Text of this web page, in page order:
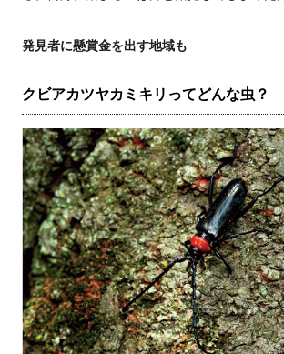
発見者に懸賞金を出す地域も
クビアカツヤカミキリってどんな虫？